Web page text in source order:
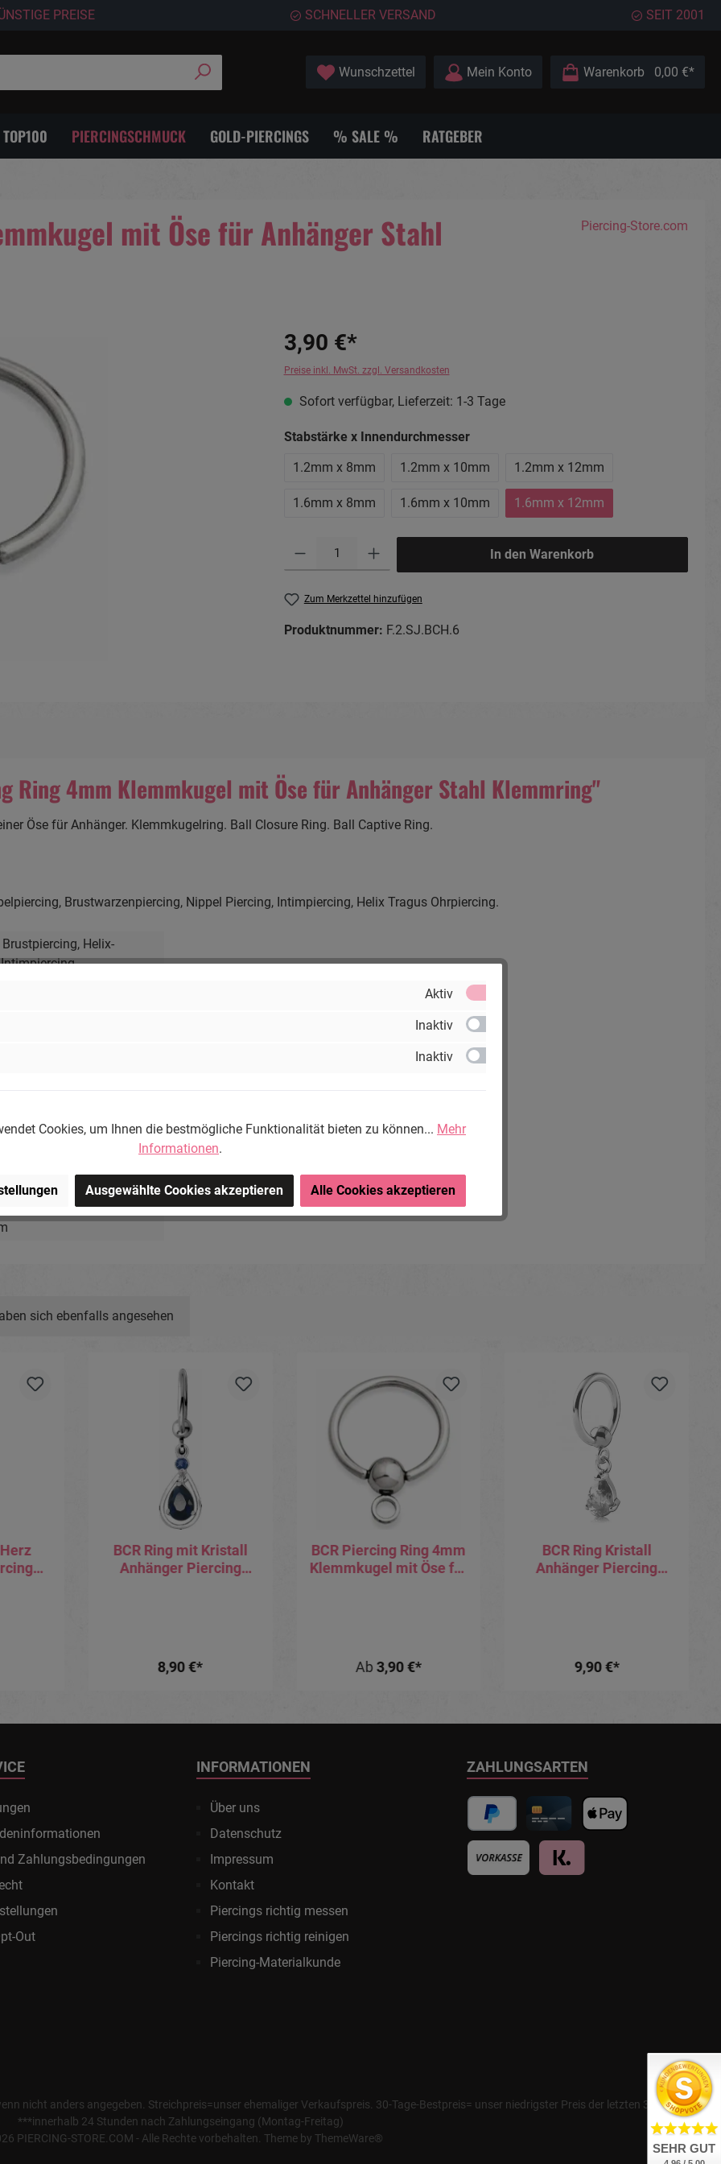
PREISE SCHNELLER VERSAND SEIT 2001
Wunschzettel Mein Konto Warenkorb 0,00 €*
PIERCINGSCHMUCK GOLD-PIERCINGS % SALE % RATGEBER
mit Öse für Anhänger Stahl Piercing-Store.com
3,90 €*
Preise inkl. MwSt. zzgl. Versandkosten
Sofort verfügbar, Lieferzeit: 1-3 Tage
Stabstärke x Innendurchmesserauswählen
1.2mm x 8mm 1.2mm x 10mm 1.2mm x 12mm
1.6mm x 8mm 1.6mm x 10mm 1.6mm x 12mm
In den Warenkorb
Zum Merkzettel hinzufügen
Produktnummer: F.2.SJ.BCH.6
Ring 4mm Klemmkugel mit Öse für Anhänger Stahl Klemmring"
Öse für Anhänger. Klemmkugelring. Ball Closure Ring. Ball Captive Ring.
Brustwarzenpiercing, Nippel Piercing, Intimpiercing, Helix Tragus Ohrpiercing.
Brustpiercing, Helix-
,
Store.com, Wehrhainer
Deutschland.
sich ebenfalls angesehen
BCR Ring mit Kristall
Anhänger Piercing
8,90 €*
BCR Piercing Ring 4mm
Klemmkugel mit Öse für
Ab 3,90 €*
BCR Ring Kristall
Anhänger Piercing
9,90 €*
Zahlungsbedingungen
Out
INFORMATIONEN
Über uns
Datenschutz
Impressum
Kontakt
Piercings richtig messen
Piercings richtig reinigen
Piercing-Materialkunde
ZAHLUNGSARTEN
nicht anders angegeben. Streichpreis=unser ehemaliger Verkaufspreis. 30-Tage-Bestpreis= unser niedrigster Preis der letzten 30 Tage
***innerhalb 24 Stunden nach Zahlungseingang (Montag-Freitag)
PIERCING-STORE.COM - Alle Rechte vorbehalten. Theme by ThemeWare®
Aktiv
Inaktiv
Inaktiv
Cookies, um Ihnen die bestmögliche Funktionalität bieten zu können... Mehr
Informationen.
Ausgewählte Cookies akzeptieren Alle Cookies akzeptieren
SEHR GUT